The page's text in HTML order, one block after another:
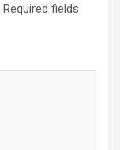
Required fields